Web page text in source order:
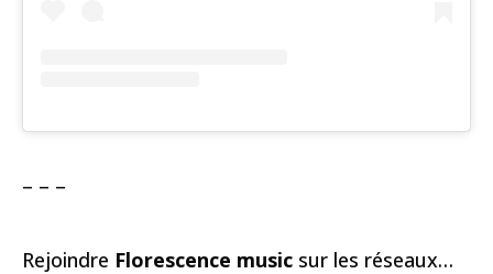
– – –
Rejoindre Florescence music sur les réseaux…